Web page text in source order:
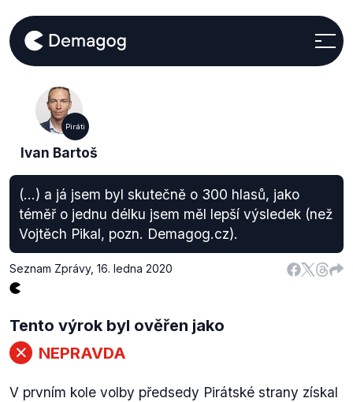
Piráti
Ivan Bartoš
(...) a já jsem byl skutečně o 300 hlasů, jako
téměř o jednu délku jsem měl lepší výsledek (než
Vojtěch Pikal, pozn. Demagog.cz).
Seznam Zprávy, 16. ledna 2020
Tento výrok byl ověřen jako
NEPRAVDA
V prvním kole volby předsedy Pirátské strany získal